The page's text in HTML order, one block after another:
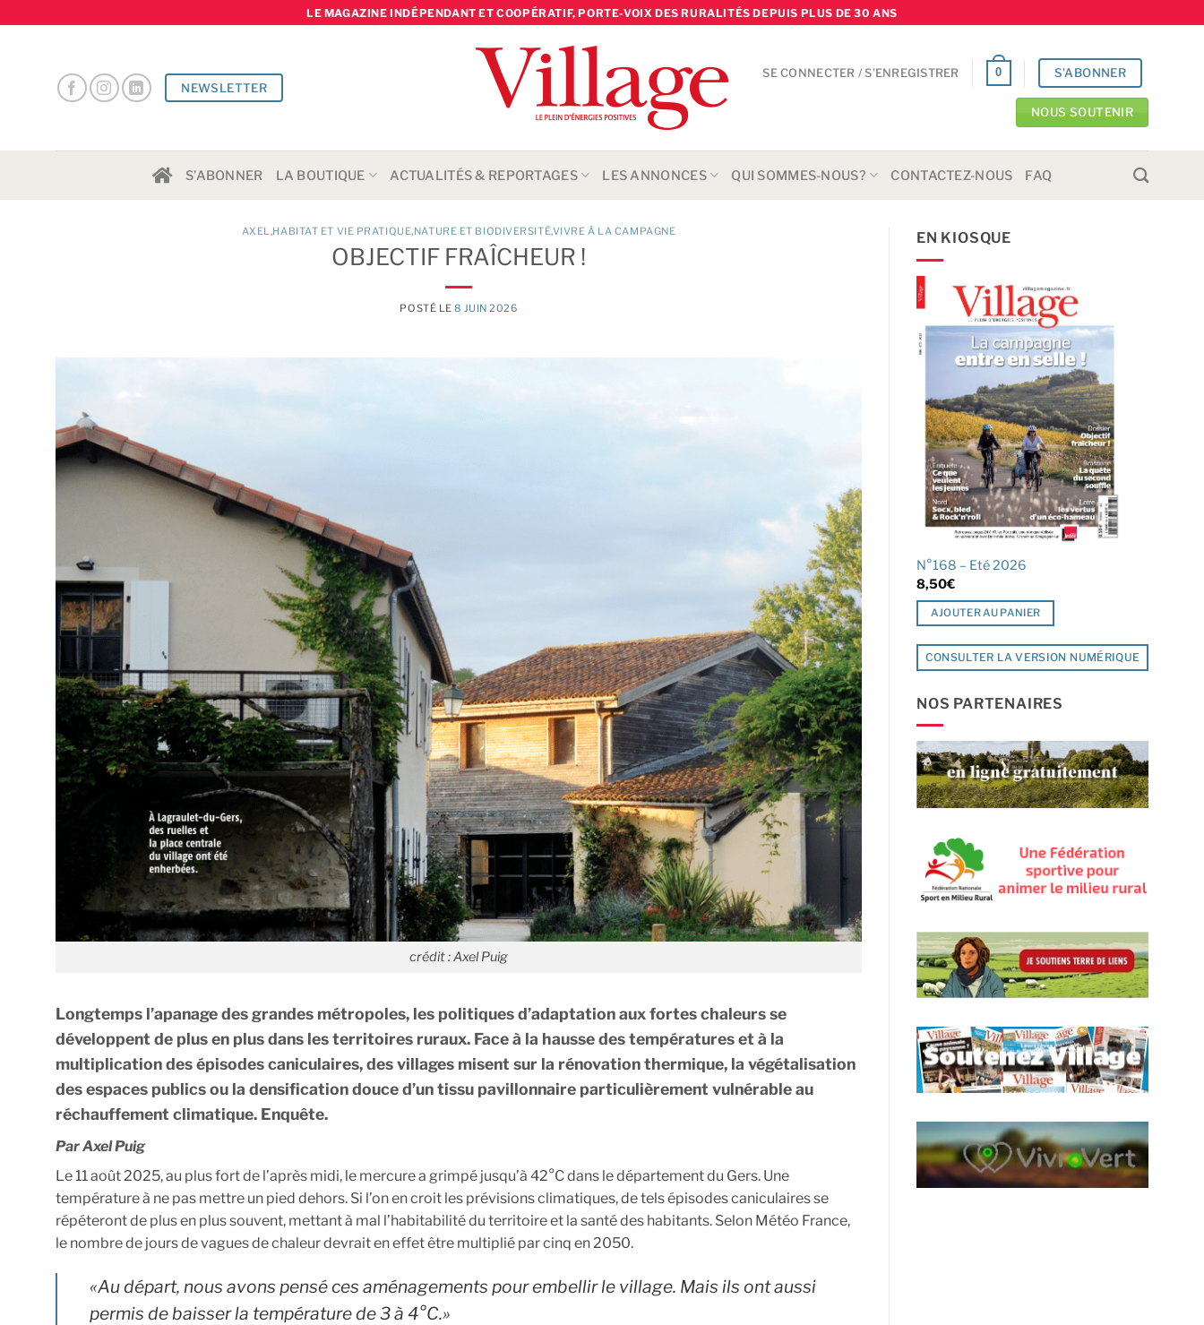
LE MAGAZINE INDÉPENDANT ET COOPÉRATIF, PORTE-VOIX DES RURALITÉS DEPUIS PLUS DE 30 ANS
NEWSLETTER
SE CONNECTER / S’ENREGISTRER 0 S'ABONNER
NOUS SOUTENIR
S’ABONNER LA BOUTIQUE ACTUALITÉS & REPORTAGES LES ANNONCES QUI SOMMES-NOUS? CONTACTEZ-NOUS FAQ
AXEL,HABITAT ET VIE PRATIQUE,NATURE ET BIODIVERSITÉ,VIVRE À LA CAMPAGNE
OBJECTIF FRAÎCHEUR !
POSTÉ LE8 JUIN 2026
crédit : Axel Puig
Longtemps l’apanage des grandes métropoles, les politiques d’adaptation aux fortes chaleurs se
développent de plus en plus dans les territoires ruraux. Face à la hausse des températures et à la
multiplication des épisodes caniculaires, des villages misent sur la rénovation thermique, la végétalisation
des espaces publics ou la densification douce d’un tissu pavillonnaire particulièrement vulnérable au
réchauffement climatique. Enquête.
Par Axel Puig
Le 11 août 2025, au plus fort de l’après midi, le mercure a grimpé jusqu’à 42°C dans le département du Gers. Une
température à ne pas mettre un pied dehors. Si l’on en croit les prévisions climatiques, de tels épisodes caniculaires se
répéteront de plus en plus souvent, mettant à mal l’habitabilité du territoire et la santé des habitants. Selon Météo France,
le nombre de jours de vagues de chaleur devrait en effet être multiplié par cinq en 2050.
«Au départ, nous avons pensé ces aménagements pour embellir le village. Mais ils ont aussi
permis de baisser la température de 3 à 4°C.»
EN KIOSQUE
N°168 – Eté 2026
8,50€
AJOUTER AU PANIER
CONSULTER LA VERSION NUMÉRIQUE
NOS PARTENAIRES